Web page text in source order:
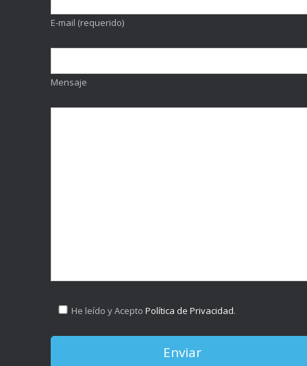
E-mail (requerido)
Mensaje
He leído y Acepto Política de Privacidad.